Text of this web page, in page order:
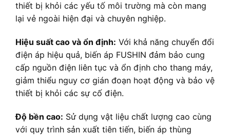
thiết bị khỏi các yếu tố môi trường mà còn mang
lại vẻ ngoài hiện đại và chuyên nghiệp.
Hiệu suất cao và ổn định: Với khả năng chuyển đổi
điện áp hiệu quả, biến áp FUSHIN đảm bảo cung
cấp nguồn điện liên tục và ổn định cho thang máy,
giảm thiểu nguy cơ gián đoạn hoạt động và bảo vệ
thiết bị khỏi các sự cố điện.
Độ bền cao: Sử dụng vật liệu chất lượng cao cùng
với quy trình sản xuất tiên tiến, biến áp thùng